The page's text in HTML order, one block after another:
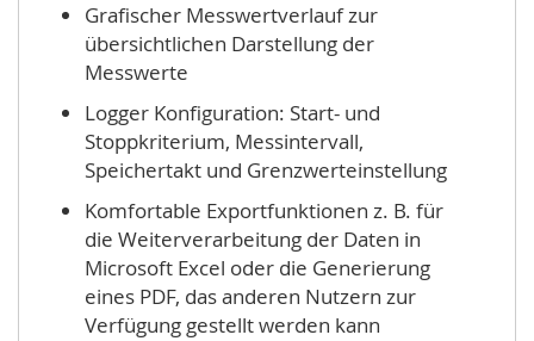
Grafischer Messwertverlauf zur
übersichtlichen Darstellung der
Messwerte
Logger Konfiguration: Start- und
Stoppkriterium, Messintervall,
Speichertakt und Grenzwerteinstellung
Komfortable Exportfunktionen z. B. für
die Weiterverarbeitung der Daten in
Microsoft Excel oder die Generierung
eines PDF, das anderen Nutzern zur
Verfügung gestellt werden kann